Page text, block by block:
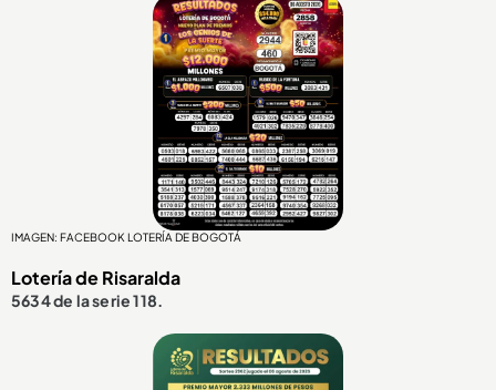
IMAGEN: FACEBOOK LOTERÍA DE BOGOTÁ
Lotería de Risaralda
5634 de la serie 118.